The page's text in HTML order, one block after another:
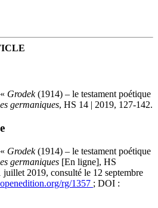
Grodek(1914) – le testament poétique
germaniques, HS 14 | 2019, 127-142.
Grodek(1914) – le testament poétique
germaniques [En ligne], HS
2019, consulté le 12 septembre
rg/1357 ; DOI :